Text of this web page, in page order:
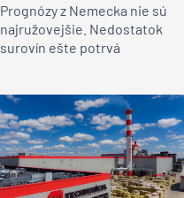
Prognózy z Nemecka nie sú
najružovejšie. Nedostatok
surovín ešte potrvá